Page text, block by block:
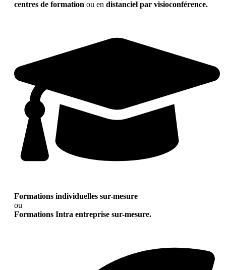
centres de formation ou en distanciel par visioconférence.
Formations individuelles sur-mesure
ou
Formations Intra entreprise sur-mesure.